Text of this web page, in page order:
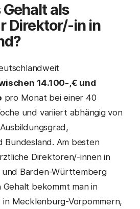
als
Direktor/-in in
14.100-,€ und
pro Monat bei einer 40
und variiert abhängig von
Bundesland. Am besten
Direktoren/-innen in
und Barden-Württemberg
bekommt man in
Mecklenburg-Vorpommern,